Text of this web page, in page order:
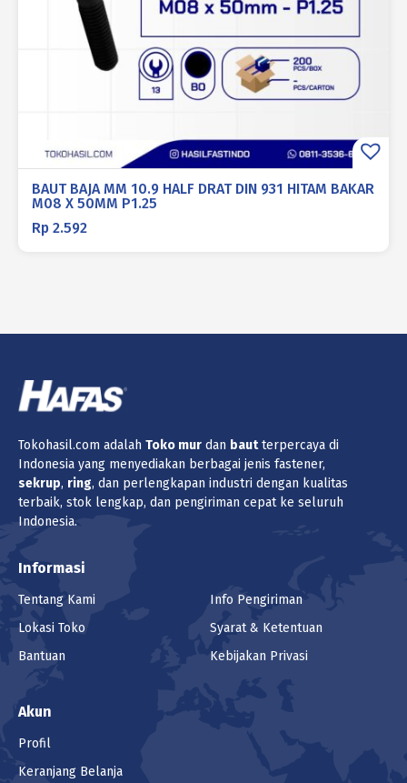
BAUT BAJA MM 10.9 HALF DRAT DIN 931 HITAM BAKAR
M08 X 50MM P1.25
Rp 2.592
Tokohasil.com adalah Toko mur dan bautterpercaya di
Indonesia yang menyediakan berbagai jenis fastener,
sekrup, ring, dan perlengkapan industri dengan kualitas
terbaik, stok lengkap, dan pengiriman cepat ke seluruh
Indonesia.
Informasi
Tentang Kami
Lokasi Toko
Bantuan
Info Pengiriman
Syarat & Ketentuan
Kebijakan Privasi
Akun
Profil
Keranjang Belanja